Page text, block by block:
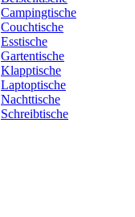
Campingtische
Couchtische
Esstische
Gartentische
Klapptische
Laptoptische
Nachttische
Schreibtische